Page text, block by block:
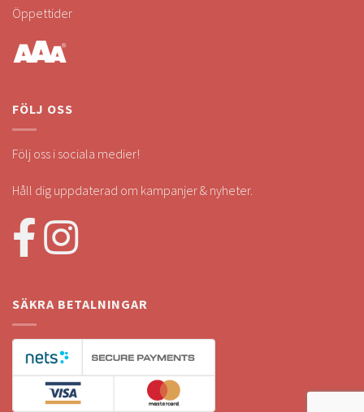
Öppettider
FÖLJ OSS
Följ oss i sociala medier!
Håll dig uppdaterad om kampanjer & nyheter.
SÄKRA BETALNINGAR